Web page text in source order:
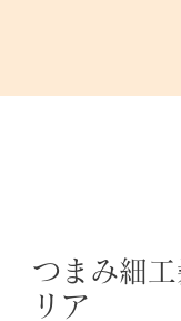
つまみ細
リア